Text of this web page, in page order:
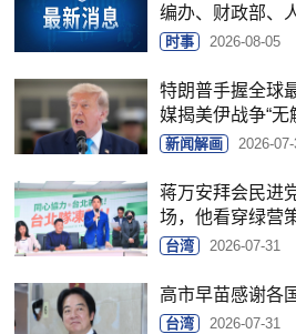
编办、财政部、
时事 2026-08-05
特朗普手握全球
媒揭美伊战争“无
新闻解画 2026-
蒋万安拜会民进
场，他看穿绿营
台湾 2026-07-31
高市早苗感谢各
台湾 2026-07-31